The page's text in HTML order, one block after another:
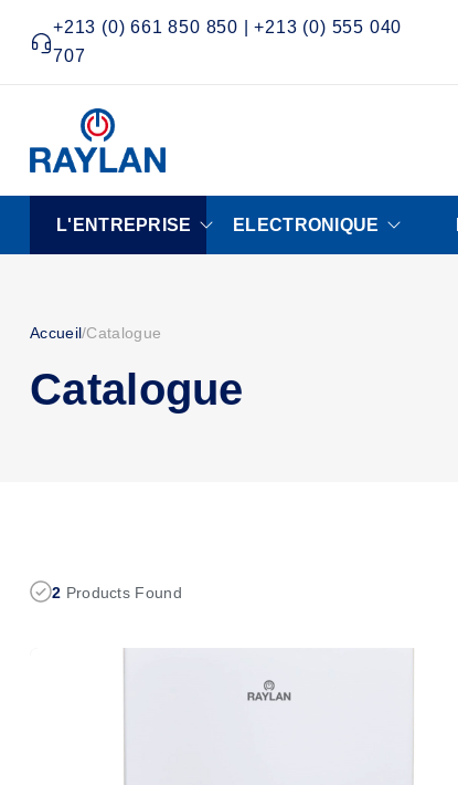
+213 (0) 661 850 850 | +213 (0) 555 040
707
L'ENTREPRISE ELECTRONIQUE
Accueil/Catalogue
Catalogue
2 Products Found